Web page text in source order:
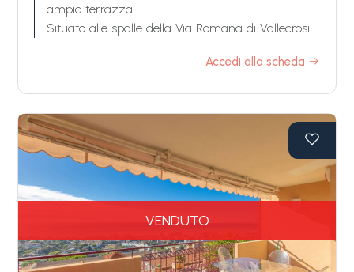
ampia terrazza.
Situato alle spalle della Via Romana di Vallecrosia,
apparamento Trilocale, ottimamente esposto a
recintato nella proprietà.
Questo appartamento in Vendita a Vallecrosia è
composto da disimpegno di ingresso, soggiorno
con angolo cottura, due camere da letto, bagno
finestrato ed ampia terrazza perimetrale che gira
tutto l'appartamento.
prezzo, completa la vendita di questo
Accedi alla scheda
VENDUTO